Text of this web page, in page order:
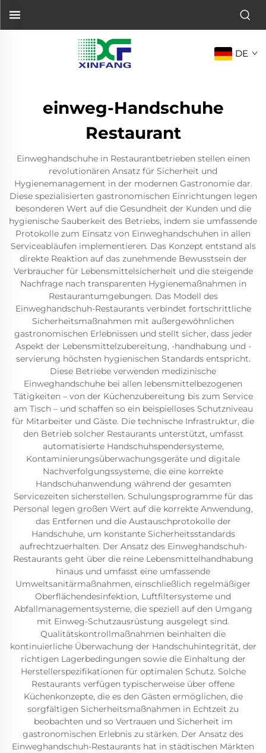
DE
einweg-Handschuhe
Restaurant
Einweghandschuhe in Restaurantbetrieben stellen einen
revolutionären Ansatz für Sicherheit und
Hygienemanagement in der modernen Gastronomie dar.
Diese spezialisierten gastronomischen Einrichtungen legen
besonderen Wert auf die Gesundheit der Kunden und die
hygienische Sauberkeit des Betriebs, indem sie umfassende
Protokolle zum Einsatz von Einweghandschuhen in allen
Serviceabläufen implementieren. Das Konzept entstand als
direkte Reaktion auf das zunehmende Bewusstsein der
Verbraucher für Lebensmittelsicherheit und die steigende
Nachfrage nach transparenten Hygienemaßnahmen in
Restaurantumgebungen. Das Modell des
Einweghandschuh-Restaurants verbindet fortschrittliche
Sicherheitsmaßnahmen mit außergewöhnlichen
gastronomischen Erlebnissen und stellt sicher, dass jeder
Aspekt der Lebensmittelzubereitung, -handhabung und -
servierung höchsten hygienischen Standards entspricht.
Diese Betriebe verwenden medizinische
Einweghandschuhe bei allen lebensmittelbezogenen
Tätigkeiten – von der Küchenzubereitung bis zum Service
am Tisch – und schaffen so ein beispielloses Schutzniveau
für Mitarbeiter und Gäste. Die technische Infrastruktur, die
den Betrieb solcher Restaurants unterstützt, umfasst
automatisierte Handschuhspendersysteme,
Kontaminierungsüberwachungsgeräte und digitale
Nachverfolgungssysteme, die eine korrekte
Handschuhanwendung während der gesamten
Servicezeiten sicherstellen. Schulungsprogramme für das
Personal legen großen Wert auf die korrekte Anwendung,
das Entfernen und die Austauschprotokolle der
Handschuhe, um konstante Sicherheitsstandards
aufrechtzuerhalten. Der Ansatz des Einweghandschuh-
Restaurants geht über die reine Lebensmittelhandhabung
hinaus und umfasst eine umfassende
Umweltsanitärmaßnahmen, einschließlich regelmäßiger
Oberflächendesinfektion, Luftfiltersysteme und
Abfallmanagementsysteme, die speziell auf den Umgang
mit Einweg-Schutzausrüstung ausgelegt sind.
Qualitätskontrollmaßnahmen beinhalten die
kontinuierliche Überwachung der Handschuhintegrität, der
richtigen Lagerbedingungen sowie die Einhaltung der
Herstellerspezifikationen für optimalen Schutz. Solche
Restaurants verfügen typischerweise über offene
Küchenkonzepte, die es den Gästen ermöglichen, die
sorgfältigen Sicherheitsmaßnahmen in Echtzeit zu
beobachten und so Vertrauen und Sicherheit im
gastronomischen Erlebnis zu stärken. Der Ansatz des
Einweghandschuh-Restaurants hat in städtischen Märkten